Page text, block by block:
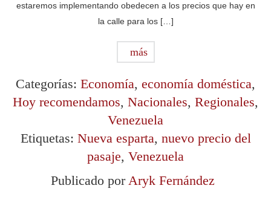
estaremos implementando obedecen a los precios que hay en
la calle para los […]
más
Categorías: Economía, economía doméstica,
Hoy recomendamos, Nacionales, Regionales,
Venezuela
Etiquetas: Nueva esparta, nuevo precio del
pasaje, Venezuela
Publicado porAryk Fernández